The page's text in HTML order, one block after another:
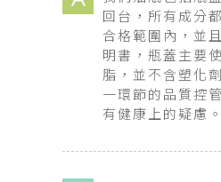
回台，所有成分
合格範圍內，並
明書，瓶蓋主要
脂，並不含塑化
一環節的品質控
有健康上的疑慮。